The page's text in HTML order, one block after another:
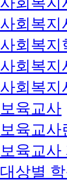
사회복지
사회복지
사회복지
사회복지
보육교사
보육교사
보육교사
대상별